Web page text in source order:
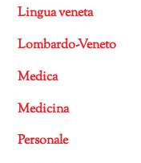
Lingua veneta
Lombardo-Veneto
Medica
Medicina
Personale